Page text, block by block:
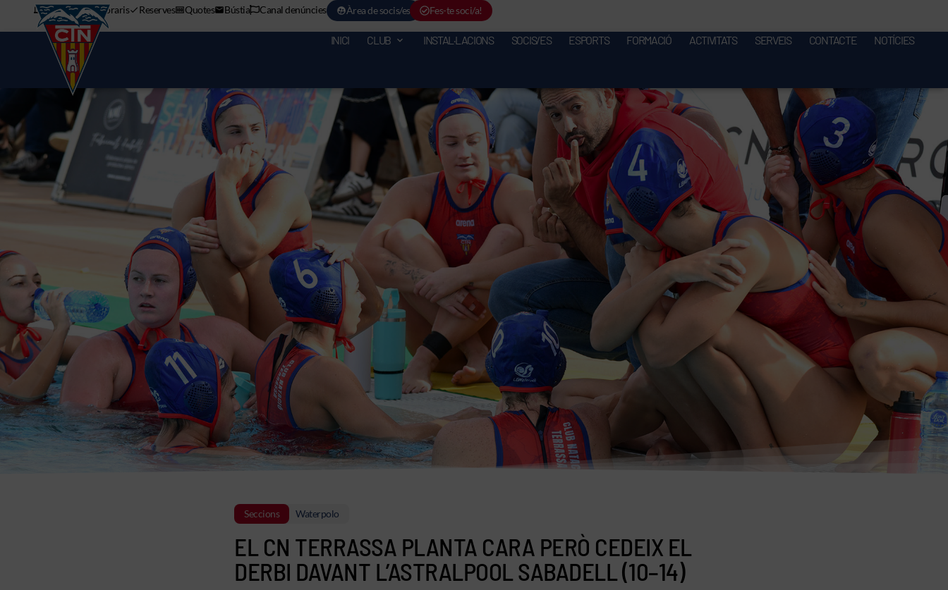
APP mòbil Horaris Reserves Quotes Bústia Canal denúncies Àrea de socis/es Fes-te soci/a!
INICI CLUB INSTAL·LACIONS SOCIS/ES ESPORTS FORMACIÓ ACTIVITATS SERVEIS CONTACTE NOTÍCIES
Seccions Waterpolo
EL CN TERRASSA PLANTA CARA PERÒ CEDEIX EL
DERBI DAVANT L’ASTRALPOOL SABADELL (10–14)